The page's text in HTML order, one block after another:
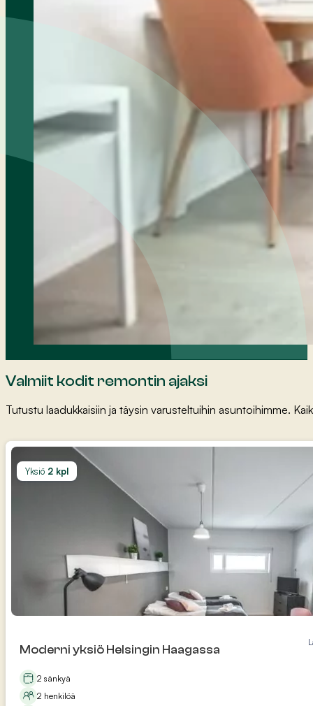
Valmiit kodit remontin ajaksi
Tutustu laadukkaisiin ja täysin varusteltuihin asuntoihimme.
Yksiö 2 kpl
Moderni yksiö Helsingin Haagassa
2 sänkyä
2 henkilöä